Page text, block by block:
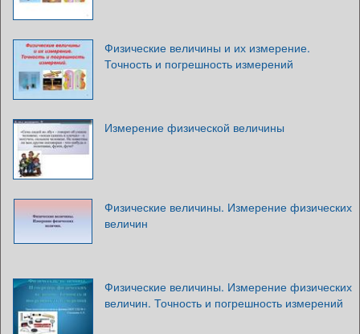
Физические величины и их измерение.
Точность и погрешность измерений
Измерение физической величины
Физические величины. Измерение физических
величин
Физические величины. Измерение физических
величин. Точность и погрешность измерений